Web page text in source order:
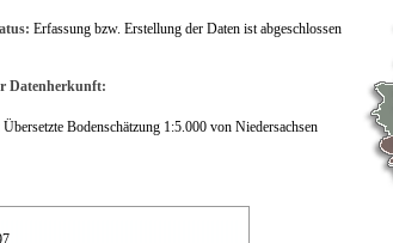
Erfassung bzw. Erstellung der Daten ist abgeschlossen
Datenherkunft:
Bodenschätzung 1:5.000 von Niedersachsen